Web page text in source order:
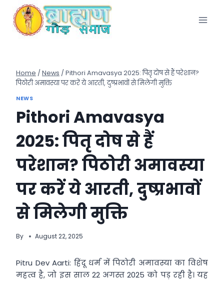
content
Home / News / Pithori Amavasya 2025: पितृ दोष से हैं परेशान?
पिठोरी अमावस्या पर करें ये आरती, दुष्प्रभावों से मिलेगी मुक्ति
NEWS
Pithori Amavasya
2025: पितृ दोष से हैं
परेशान? पिठोरी अमावस्या
पर करें ये आरती, दुष्प्रभावों
से मिलेगी मुक्ति
By August 22, 2025
Pitru Dev Aarti: हिंदू धर्म में पिठोरी अमावस्या का विशेष
महत्व है, जो इस साल 22 अगस्त 2025 को पड़ रही है। यह